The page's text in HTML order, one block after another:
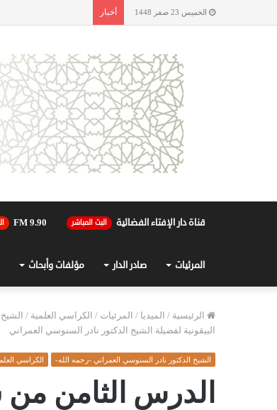
الخميس 23 صفر 1448 أخبار
قناة دار الإفتاء الفضائية البث المباشر 90.FM 9
المرئيات صادر الدار مؤلفات وأبحاث
الرئيسية / الميديا / المرئيات / الكراسي العلمية /
البيقونية لفضيلة الشيخ الدكتور نادر السنوسي العمراني
الشيخ الدكتور نادر السنوسي العمراني -رحمه الله- الكراسي
الدرس الثامن من